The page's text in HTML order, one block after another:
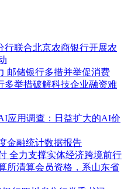
行联合北京农商银行开展农
邮储银行多措并举促消费
多举措破解科技企业融资难
应用调查：日益扩大的AI价
金融统计数据报告
全力支撑实体经济跨境前行
所清算会员资格，系山东省